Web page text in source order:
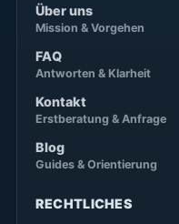
Über uns
Mission & Vorgehen
FAQ
Antworten & Klarheit
Kontakt
Erstberatung & Anfrage
Blog
Guides & Orientierung
RECHTLICHES